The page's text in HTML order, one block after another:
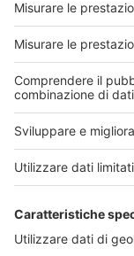
Leggi di più
«